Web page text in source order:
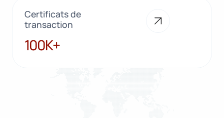
Certificats de
transaction
100K+
100K+